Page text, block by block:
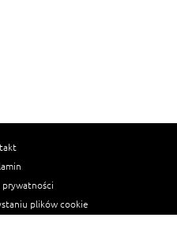
plików cookie